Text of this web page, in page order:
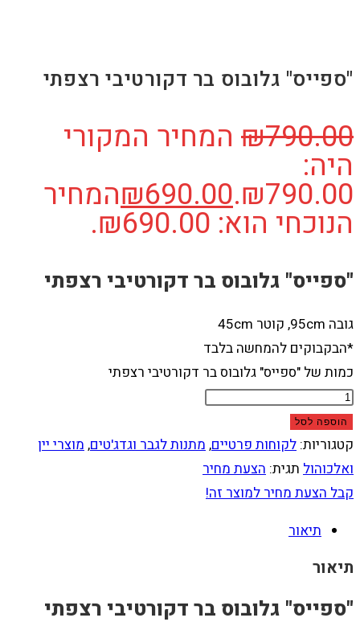
"ספייס" גלובוס בר דקורטיבי רצפתי
₪790.00 המחיר המקורי
היה:
₪790.00.
₪690.00 המחיר
הנוכחי הוא: ₪690.00.
"ספייס" גלובוס בר דקורטיבי רצפתי
גובה 95cm, קוטר 45cm
*הבקבוקים להמחשה בלבד
כמות של "ספייס" גלובוס בר דקורטיבי רצפתי
הוספה לסל
קטגוריות: לקוחות פרטיים, מתנות לגבר וגדג'טים, מוצרי יין
ואלכוהול תגית: הצעת מחיר
קבל הצעת מחיר למוצר זה!
תיאור
תיאור
"ספייס" גלובוס בר דקורטיבי רצפתי